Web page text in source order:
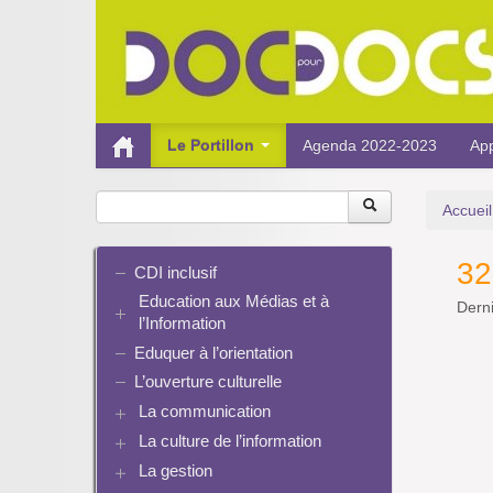
Le Portillon Agenda 2022-2023
Accueil
CDI inclusif
Education aux Médias et à
l’Information
EMI et translittératie
La culture de la participation
Identité / Présence numérique /
Traces
Eduquer à l’orientation
L’ouverture culturelle
La communication
Plaquettes de communication
Présence numérique du CDI
La culture de l’information
Ressources pour penser une
La gestion